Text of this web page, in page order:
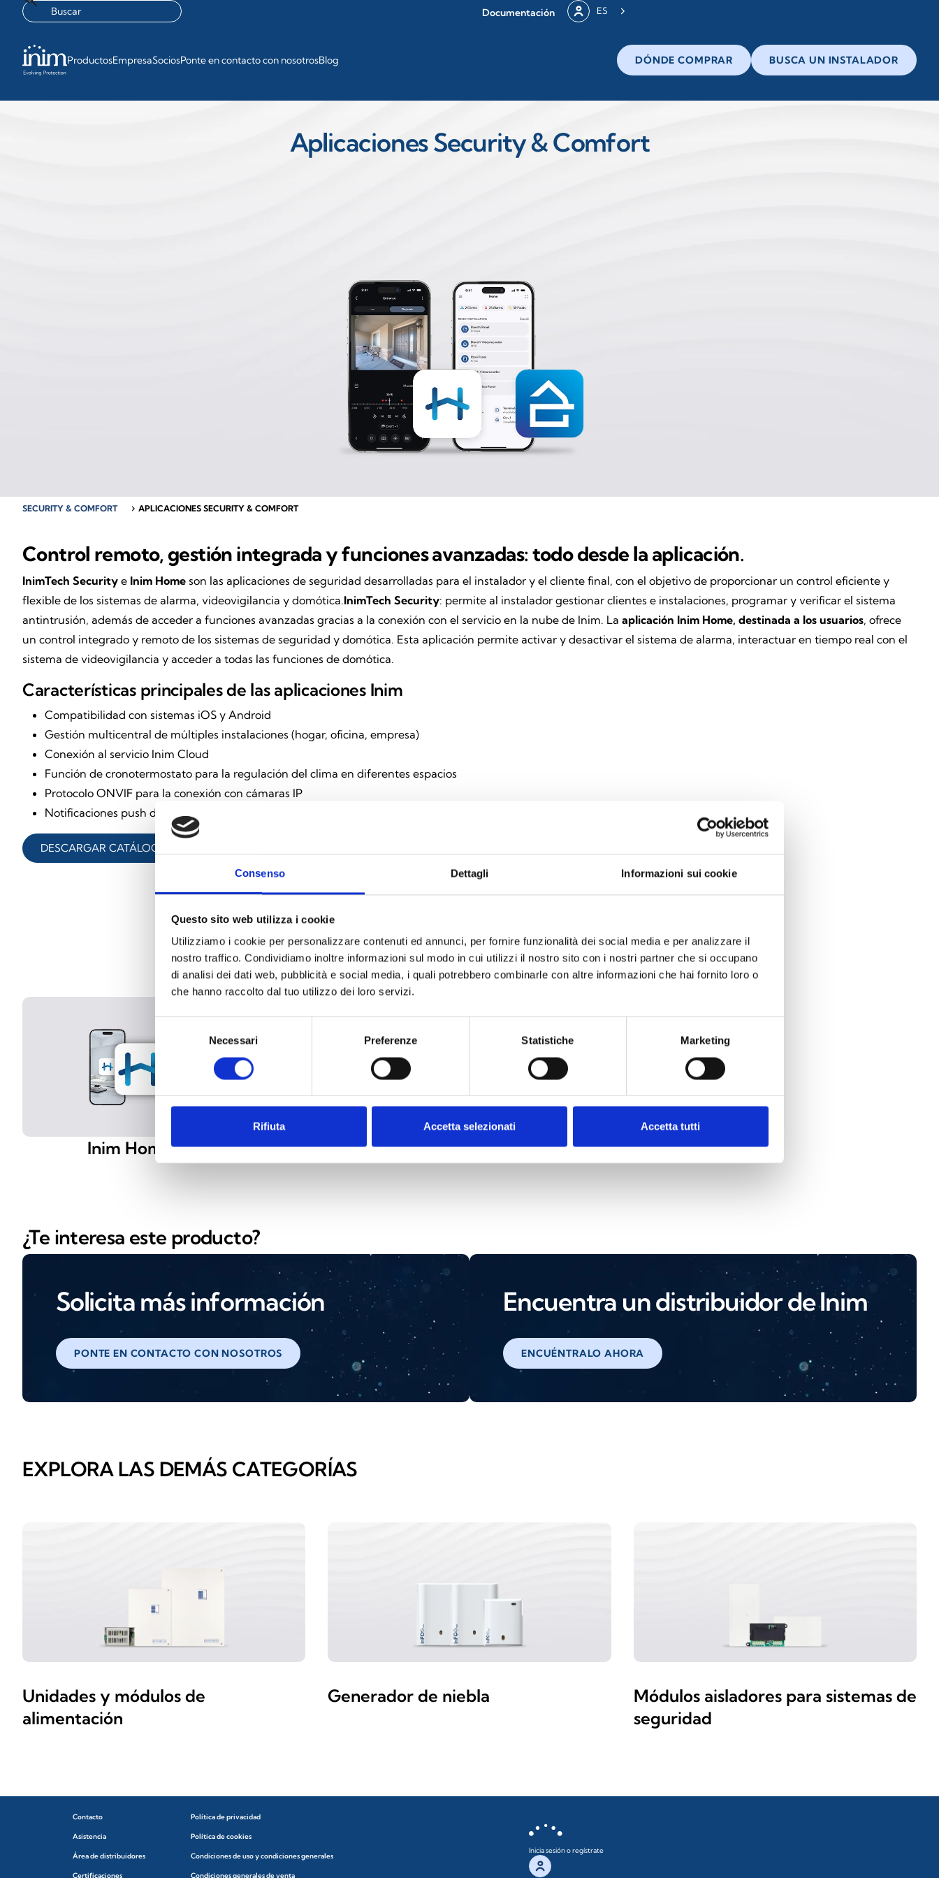
Consenso Dettagli Informazioni sui cookie
Questo sito web utilizza i cookie
Utilizziamo i cookie per personalizzare contenuti ed annunci, per fornire funzionalità dei social media e per analizzare il
nostro traffico. Condividiamo inoltre informazioni sul modo in cui utilizzi il nostro sito con i nostri partner che si occupano
di analisi dei dati web, pubblicità e social media, i quali potrebbero combinarle con altre informazioni che hai fornito loro o
che hanno raccolto dal tuo utilizzo dei loro servizi.
del
consenso
Necessari Preferenze Statistiche Marketing
Rifiuta Accetta selezionati Accetta tutti
Documentación ES
ProductosEmpresaSociosPonte en contacto con nosotrosBlog DÓNDE COMPRAR BUSCA UN INSTALADOR
Aplicaciones Security & Comfort
SECURITY & COMFORT chevron_right APLICACIONES SECURITY & COMFORT
Control remoto, gestión integrada y funcionesavanzadas: todo desde la aplicación.
InimTech Security e Inim Home son las aplicaciones de seguridad desarrolladas para el instalador y el cliente final, con el objetivo de proporcionar un control eficiente y
flexible de los sistemas de alarma, videovigilancia y domótica.InimTech Security: permite al instalador gestionar clientes e instalaciones, programar y verificar el sistema
antintrusión, además de acceder a funciones avanzadas gracias a la conexión con el servicio en la nube de Inim. La aplicación Inim Home, destinada a los usuarios, ofrece
un control integrado y remoto de los sistemas de seguridad y domótica. Esta aplicación permite activar y desactivar el sistema de alarma, interactuar en tiempo real con el
sistema de videovigilancia y acceder a todas las funciones de domótica.
Características principales de las aplicaciones Inim
Compatibilidad con sistemas iOS y Android
Gestión multicentral de múltiples instalaciones (hogar, oficina, empresa)
Conexión al servicio Inim Cloud
Función de cronotermostato para la regulación del clima en diferentes espacios
Protocolo ONVIF para la conexión con cámaras IP
Notificaciones push de eventos
DESCARGAR CATÁLOGO
Explora todos los productos
Inim Home InimTech Security
¿Te interesa este producto?
Solicita más información
PONTE EN CONTACTO CON NOSOTROS
Encuentra un distribuidor de Inim
ENCUÉNTRALO AHORA
EXPLORA LAS DEMÁS CATEGORÍAS
Unidades y módulos de
alimentación
Generador de niebla
Módulos aisladores para sistemas de
seguridad
Contacto
Asistencia
Área de distribuidores
Certificaciones
Política de privacidad
Política de cookies
Condiciones de uso y condiciones generales
Condiciones generales de venta
Inicia sesión o regístrate